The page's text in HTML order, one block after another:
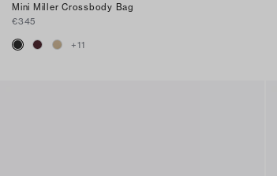
Mini Miller Crossbody Bag
€345
+11